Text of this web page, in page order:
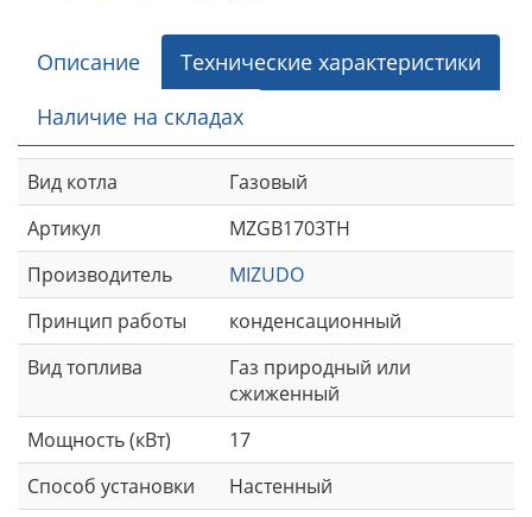
Описание
Технические характеристики
Наличие на складах
Вид котла
Газовый
Артикул
MZGB1703TH
Производитель
MIZUDO
Принцип работы
конденсационный
Вид топлива
Газ природный или
сжиженный
Мощность (кВт)
17
Способ установки
Настенный